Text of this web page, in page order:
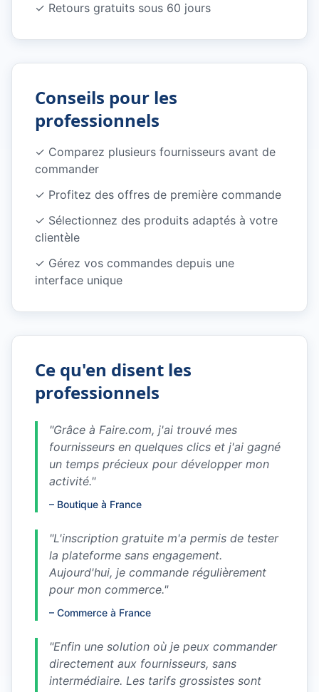
✓ Retours gratuits sous 60 jours
Conseils pour les
professionnels
✓ Comparez plusieurs fournisseurs avant de
commander
✓ Profitez des offres de première commande
✓ Sélectionnez des produits adaptés à votre
clientèle
✓ Gérez vos commandes depuis une
interface unique
Ce qu'en disent les
professionnels
"Grâce à Faire.com, j'ai trouvé mes
fournisseurs en quelques clics et j'ai gagné
un temps précieux pour développer mon
activité."
– Boutique à France
"L'inscription gratuite m'a permis de tester
la plateforme sans engagement.
Aujourd'hui, je commande régulièrement
pour mon commerce."
– Commerce à France
"Enfin une solution où je peux commander
directement aux fournisseurs, sans
intermédiaire. Les tarifs grossistes sont